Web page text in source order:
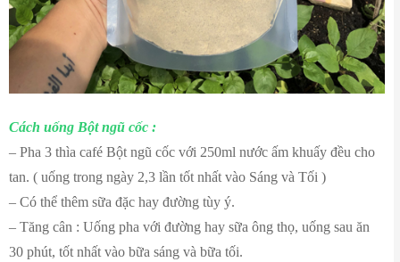
Cách uống Bột ngũ cốc :
– Pha 3 thìa café Bột ngũ cốc với 250ml nước ấm khuấy đều cho
tan. ( uống trong ngày 2,3 lần tốt nhất vào Sáng và Tối )
– Có thể thêm sữa đặc hay đường tùy ý.
– Tăng cân : Uống pha với đường hay sữa ông thọ, uống sau ăn
30 phút, tốt nhất vào bữa sáng và bữa tối.